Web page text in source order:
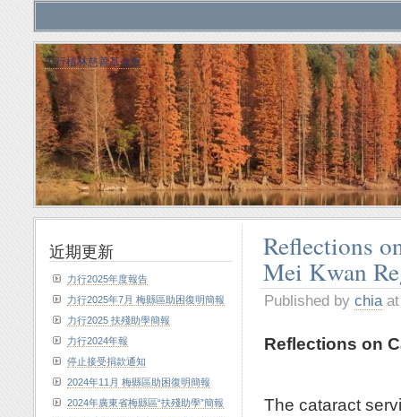
力行植林慈善基金會
Reflections
Mei Kwan
Published by chiaat
Reflections on
The cataract
近期更新
力行2025年度報告
力行2025年7月 梅縣區助困復明簡報
力行2025 扶殘助學簡報
力行2024年報
停止接受捐款通知
2024年11月 梅縣區助困復明簡報
2024年廣東省梅縣區“扶殘助學”簡報